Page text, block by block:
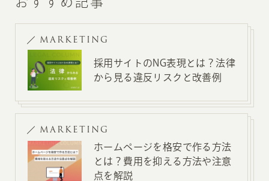
MARKETING
採用サイトのNG表現とは？法律
から見る違反リスクと改善例
MARKETING
ホームページを格安で作る方法
とは？費用を抑える方法や注意
点を解説